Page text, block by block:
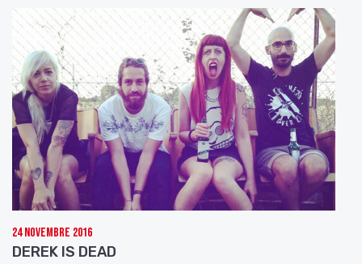
24 Novembre 2016
DEREK IS DEAD